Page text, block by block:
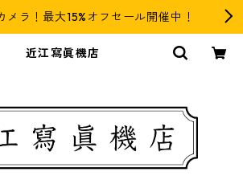
メラ！最大15%オフセール開催中！
近江寫眞機店